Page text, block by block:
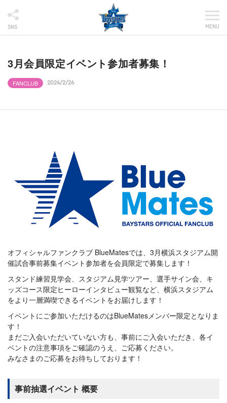
SNS MENU
3月会員限定イベント参加者募集！
FANCLUB 2024/2/26
オフィシャルファンクラブ BlueMatesでは、3月横浜スタジアム開
催試合事前募集イベント参加者を会員限定で募集します！
スタンド練習見学会、スタジアム見学ツアー、選手サイン会、キ
ッズコース限定ヒーローインタビュー観覧など、横浜スタジアム
をより一層満喫できるイベントをお届けします！
イベントにご参加いただけるのはBlueMatesメンバー限定となりま
す！
まだご入会いただいていない方も、事前にご入会いただき、各イ
ベントの注意事項をご確認のうえ、ご応募ください。
みなさまのご応募をお待ちしております！
事前抽選イベント 概要